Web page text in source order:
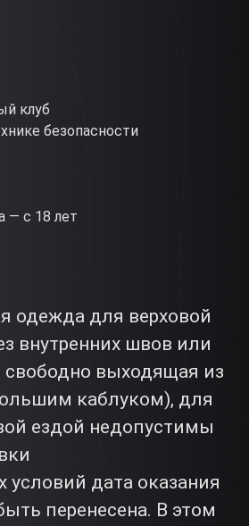
клуб
безопасности
— с 18 лет
одежда для верховой
внутренних швов или
свободно выходящая из
каблуком), для
ездой недопустимы
условий дата оказания
перенесена. В этом